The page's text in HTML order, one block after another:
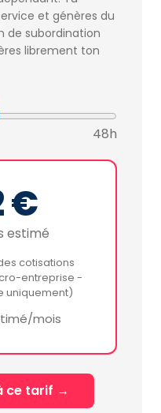
et génères du
de subordination
librement ton
48h
€
estimé
cotisations
entreprise -
uniquement)
mois
ce tarif →